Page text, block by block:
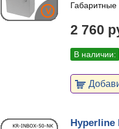
2 760
В наличии:
Hyperline